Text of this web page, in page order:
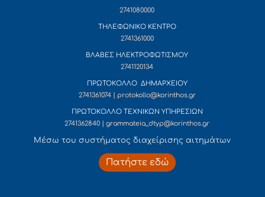
2741080000
ΤΗΛΕΦΩΝΙΚΟ ΚΕΝΤΡΟ
2741361000
ΒΛΑΒΕΣ ΗΛΕΚΤΡΟΦΩΤΙΣΜΟΥ
2741120134
ΠΡΩΤΟΚΟΛΛΟ ΔΗΜΑΡΧΕΙΟΥ
2741361074 | protokollo@korinthos.gr
ΠΡΩΤΟΚΟΛΛΟ ΤΕΧΝΙΚΩΝ ΥΠΗΡΕΣΙΩΝ
2741362840 | grammateia_dtyp@korinthos.gr
Mέσω του συστήματος διαχείρισης αιτημάτων
Πατήστε εδώ